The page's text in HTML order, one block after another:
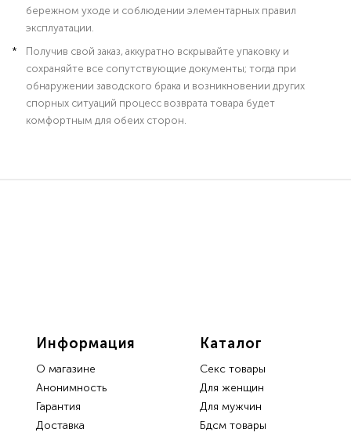
бережном уходе и соблюдении элементарных правил
эксплуатации.
Получив свой заказ, аккуратно вскрывайте упаковку и
сохраняйте все сопутствующие документы; тогда при
обнаружении заводского брака и возникновении других
спорных ситуаций процесс возврата товара будет
комфортным для обеих сторон.
Каталог
Секс товары
Для женщин
Для мужчин
Бдсм товары
Информация
О магазине
Анонимность
Гарантия
Доставка